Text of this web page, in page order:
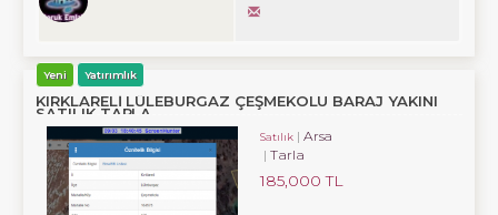
Yeni Yatırımlık
KIRKLARELİ LÜLEBURGAZ ÇEŞMEKOLU BARAJ YAKINI
SATILIK TARLA
Satılık
Arsa
Tarla
185,000 TL